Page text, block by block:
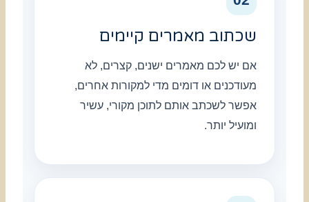
שכתוב מאמרים קיימים
אם יש לכם מאמרים ישנים, קצרים, לא
מעודכנים או דומים מדי למקורות אחרים,
אפשר לשכתב אותם לתוכן מקורי, עשיר
ומועיל יותר.